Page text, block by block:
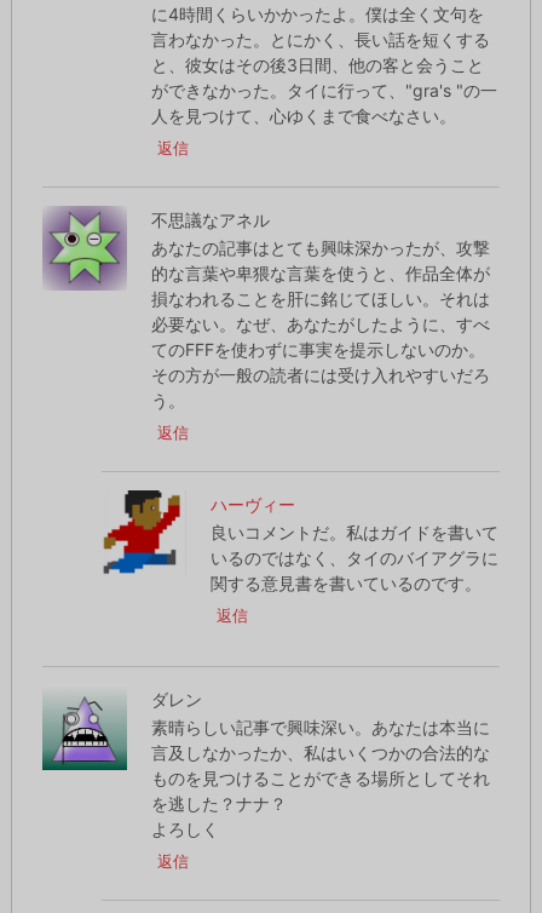
に4時間くらいかかったよ。僕は全く文句を
言わなかった。とにかく、長い話を短くする
と、彼女はその後3日間、他の客と会うこと
ができなかった。タイに行って、"gra's "の一
人を見つけて、心ゆくまで食べなさい。
返信
不思議なアネル
あなたの記事はとても興味深かったが、攻撃
的な言葉や卑猥な言葉を使うと、作品全体が
損なわれることを肝に銘じてほしい。それは
必要ない。なぜ、あなたがしたように、すべ
てのFFFを使わずに事実を提示しないのか。
その方が一般の読者には受け入れやすいだろ
う。
返信
ハーヴィー
良いコメントだ。私はガイドを書いて
いるのではなく、タイのバイアグラに
関する意見書を書いているのです。
返信
ダレン
素晴らしい記事で興味深い。あなたは本当に
言及しなかったか、私はいくつかの合法的な
ものを見つけることができる場所としてそれ
を逃した？ナナ？
よろしく
返信